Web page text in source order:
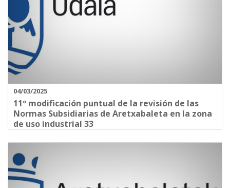
04/03/2025
11º modificación puntual de la revisión de las
Normas Subsidiarias de Aretxabaleta en la zona
de uso industrial 33